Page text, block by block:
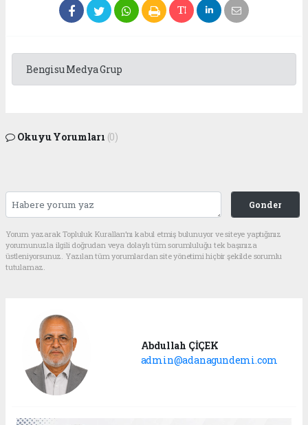
Bengisu Medya Grup
Okuyu Yorumları (0)
Gonder
Yorum yazarak Topluluk Kuralları’nı kabul etmiş bulunuyor ve siteye yaptığınız
yorumunuzla ilgili doğrudan veya dolaylı tüm sorumluluğu tek başınıza
üstleniyorsunuz. Yazılan tüm yorumlardan site yönetimi hiçbir şekilde sorumlu
tutulamaz.
Abdullah ÇİÇEK
admin@adanagundemi.com